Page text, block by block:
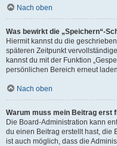
Nach oben
Was bewirkt die „Speichern“-
Hiermit kannst du die
späteren Zeitpunkt
kannst du mit der Funktion
persönlichen Bereich erneut
Nach oben
Warum muss mein Beitrag erst
Die Board-Administration kann
du einen Beitrag erstellt hast, die
ist auch möglich, dass die